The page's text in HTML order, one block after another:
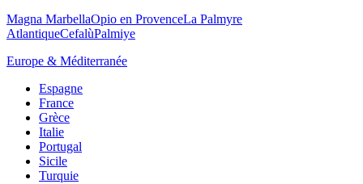
Magna MarbellaOpio en ProvenceLa Palmyre
AtlantiqueCefalùPalmiye
Europe & Méditerranée
Espagne
France
Grèce
Italie
Portugal
Sicile
Turquie